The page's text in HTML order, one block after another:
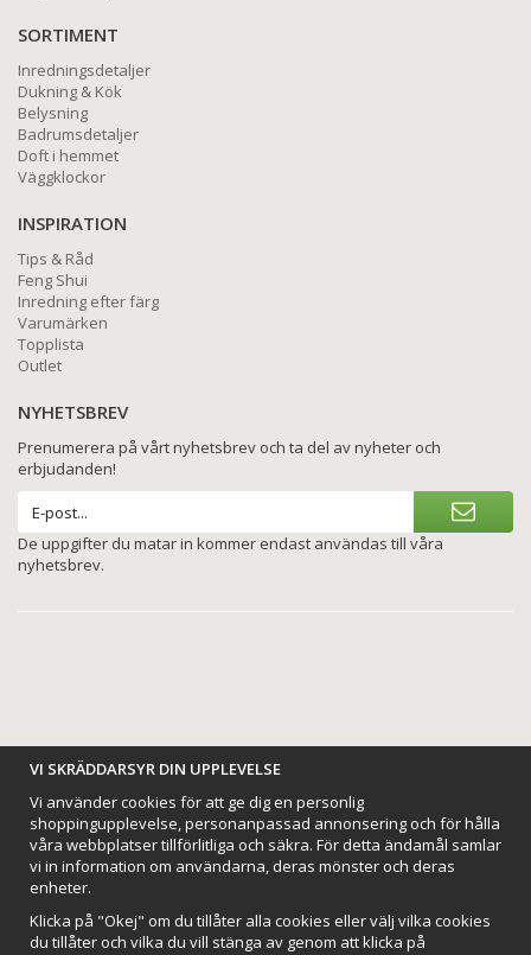
SORTIMENT
Inredningsdetaljer
Dukning & Kök
Belysning
Badrumsdetaljer
Doft i hemmet
Väggklockor
INSPIRATION
Tips & Råd
Feng Shui
Inredning efter färg
Varumärken
Topplista
Outlet
NYHETSBREV
Prenumerera på vårt nyhetsbrev och ta del av nyheter och
erbjudanden!
De uppgifter du matar in kommer endast användas till våra
nyhetsbrev.
BETALNINGSALTERNATIV
VI SKICKAR MED
VI SKRÄDDARSYR DIN UPPLEVELSE
Vi använder cookies för att ge dig en personlig
shoppingupplevelse, personanpassad annonsering och för hålla
våra webbplatser tillförlitliga och säkra. För detta ändamål samlar
vi in information om användarna, deras mönster och deras
enheter.
Klicka på "Okej" om du tillåter alla cookies eller välj vilka cookies
du tillåter och vilka du vill stänga av genom att klicka på